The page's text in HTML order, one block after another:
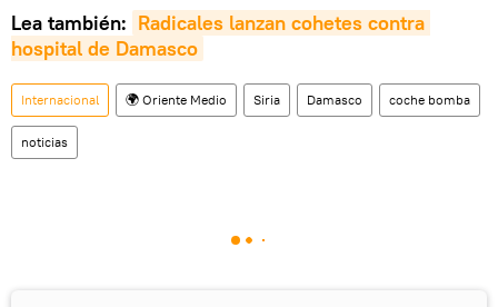
Lea también: Radicales lanzan cohetes contra
hospital de Damasco
Internacional 🌍 Oriente Medio Siria Damasco coche bomba
noticias